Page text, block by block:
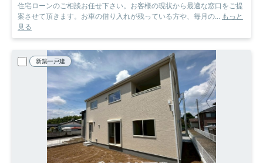
住宅ローンのご相談お任せ下さい。お客様の現状から最適な窓口をご提
案させて頂きます。お車の借り入れが残っている方や、毎月の... もっと
見る
新築一戸建